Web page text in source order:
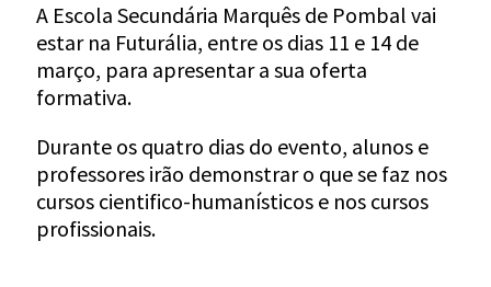
A Escola Secundária Marquês de Pombal vai
estar na Futurália, entre os dias 11 e 14 de
março, para apresentar a sua oferta
formativa.
Durante os quatro dias do evento, alunos e
professores irão demonstrar o que se faz nos
cursos cientifico-humanísticos e nos cursos
profissionais.